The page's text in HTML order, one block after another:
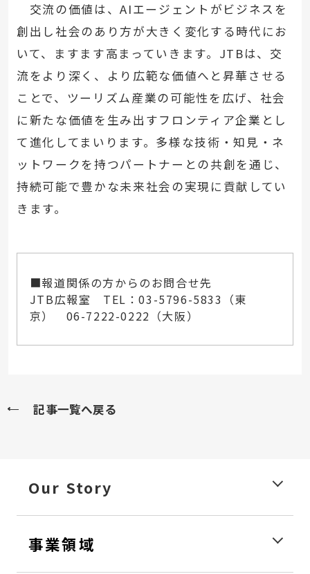
交流の価値は、AIエージェントがビジネスを
創出し社会のあり方が大きく変化する時代にお
いて、ますます高まっていきます。JTBは、交
流をより深く、より広範な価値へと昇華させる
ことで、ツーリズム産業の可能性を広げ、社会
に新たな価値を生み出すフロンティア企業とし
て進化してまいります。多様な技術・知見・ネ
ットワークを持つパートナーとの共創を通じ、
持続可能で豊かな未来社会の実現に貢献してい
きます。
■報道関係の方からのお問合せ先
JTB広報室 TEL：03-5796-5833（東
京） 06-7222-0222（大阪）
記事一覧へ戻る
Our Story
事業領域